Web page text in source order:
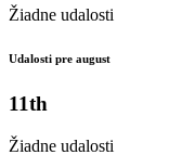
Žiadne udalosti
Udalosti pre august
11th
Žiadne udalosti